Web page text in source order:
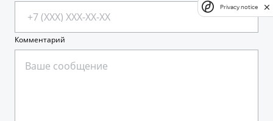
Комментарий
Privacy notice